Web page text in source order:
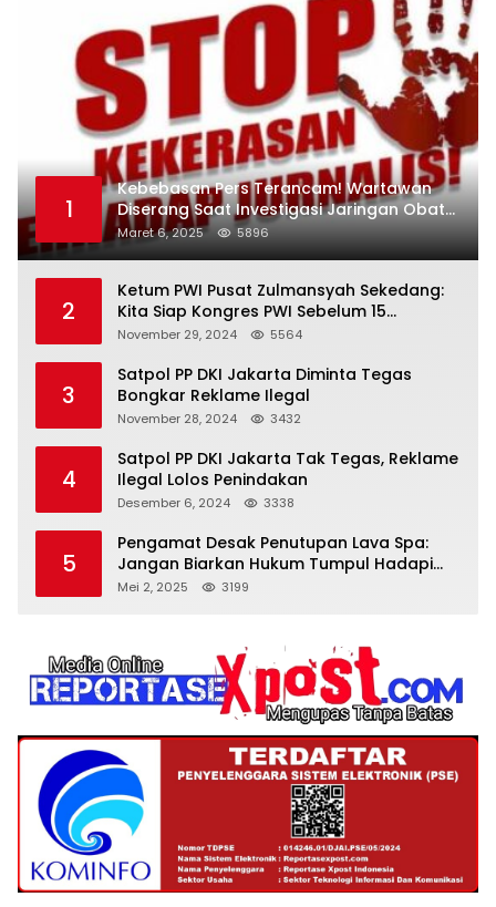
1
Kebebasan Pers Terancam! Wartawan
Diserang Saat Investigasi Jaringan Obat
Terlarang
Maret 6, 2025 5896
2
Ketum PWI Pusat Zulmansyah Sekedang:
Kita Siap Kongres PWI Sebelum 15
Desember 2024
November 29, 2024 5564
3
Satpol PP DKI Jakarta Diminta Tegas
Bongkar Reklame Ilegal
November 28, 2024 3432
4
Satpol PP DKI Jakarta Tak Tegas, Reklame
Ilegal Lolos Penindakan
Desember 6, 2024 3338
5
Pengamat Desak Penutupan Lava Spa:
Jangan Biarkan Hukum Tumpul Hadapi
‘Spa Berkedok
Mei 2, 2025 3199